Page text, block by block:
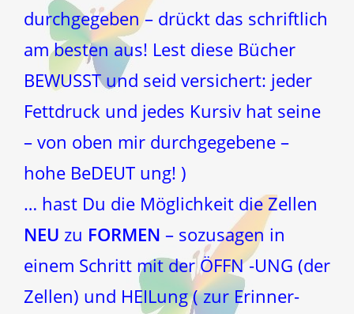
durchgegeben – drückt das schriftlich
am besten aus! Lest diese Bücher
BEWUSST und seid versichert: jeder
Fettdruck und jedes Kursiv hat seine
– von oben mir durchgegebene –
hohe BeDEUT ung! )
… hast Du die Möglichkeit die Zellen
NEU zu FORMEN – sozusagen in
einem Schritt mit der ÖFFN -UNG (der
Zellen) und HEILung ( zur Erinner-